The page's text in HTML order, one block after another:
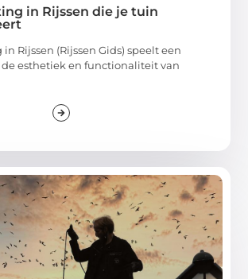
in Rijssen die je tuin
Rijssen (Rijssen Gids) speelt een
esthetiek en functionaliteit van